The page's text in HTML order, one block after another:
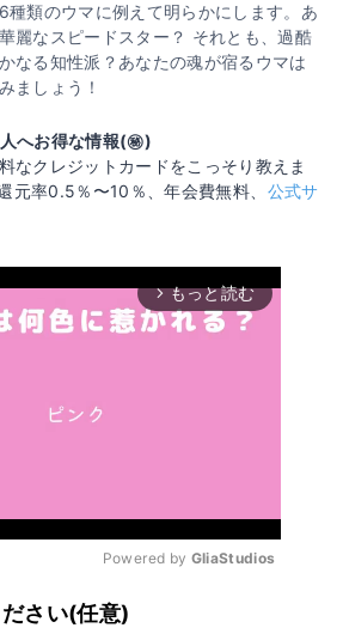
種類のウマに例えて明らかにします。あ
麗なスピードスター？ それとも、過酷
なる知性派？あなたの魂が宿るウマは
ましょう！
へお得な情報(㊙️)
なクレジットカードをこっそり教えま
元率0.5％〜10％、年会費無料、 公式サ
arrow_forward_ios もっと読む
Powered by GliaStudios
さい(任意)